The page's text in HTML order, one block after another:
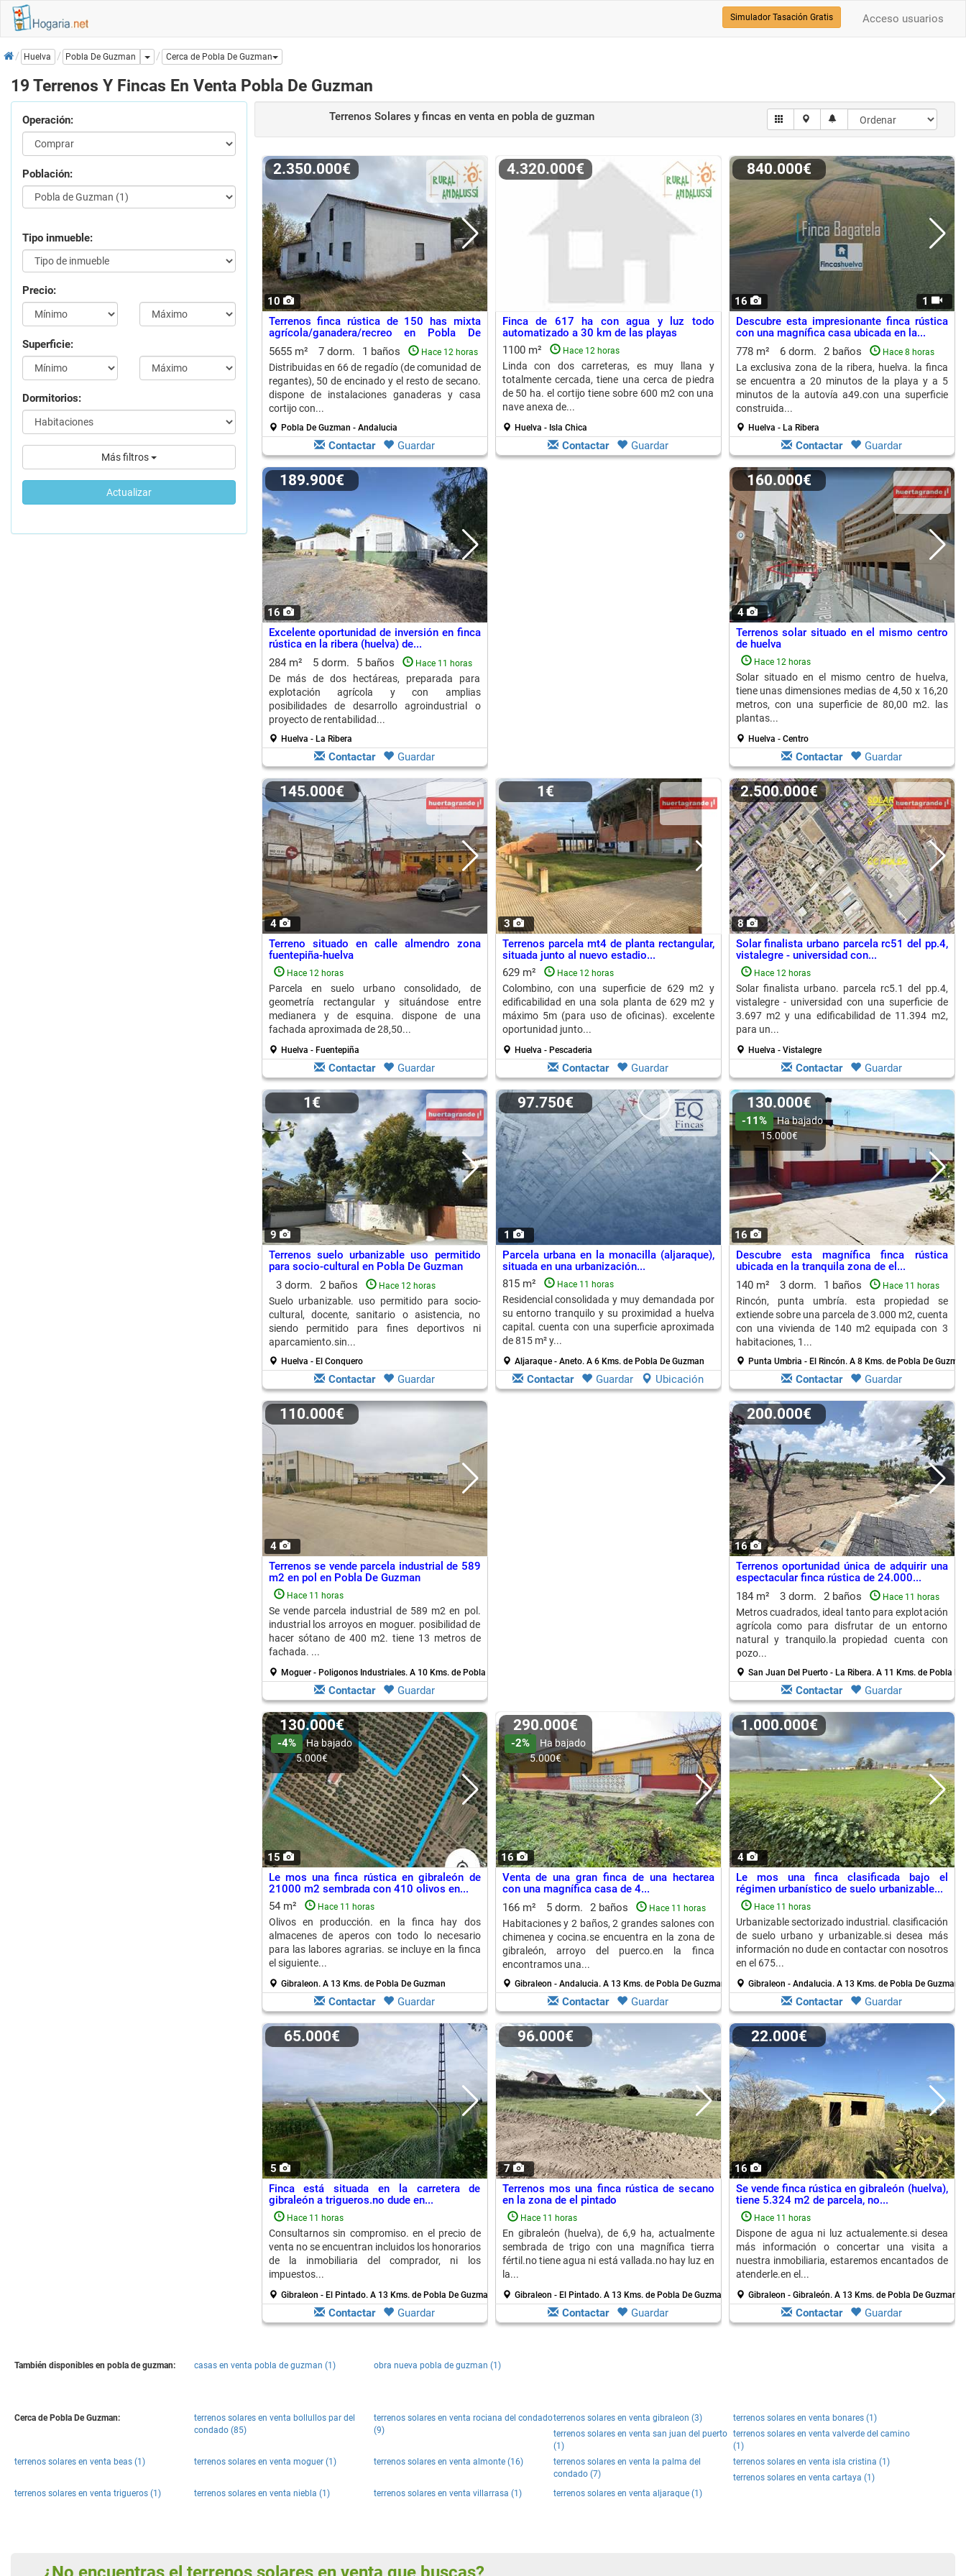
Acceso usuarios
Simulador Tasación Gratis
InicioHuelva Pobla De Guzman Dropdown
Cerca de Pobla De Guzman
19 Terrenos Y Fincas En Venta Pobla De Guzman
Operación:
Población:
Tipo inmueble:
Precio:
Superficie:
Dormitorios:
Más filtros
Actualizar
Terrenos Solares y fincas en ventaen pobla de guzman
10
2.350.000€
Terrenos finca rústica de 150 has mixta
agrícola/ganadera/recreo en Pobla De
Guzman
5655 m² 7 dorm. 1 baños Hace 12 horas
Distribuidas en 66 de regadío (de comunidad de
regantes), 50 de encinado y el resto de secano.
dispone de instalaciones ganaderas y casa
cortijo con...
Pobla De Guzman - Andalucia
Contactar Guardar
4.320.000€
Finca de 617 ha con agua y luz todo
automatizado a 30 km de las playas
1100 m²
Hace 12 horas
Linda con dos carreteras, es muy llana y
totalmente cercada, tiene una cerca de piedra
de 50 ha. el cortijo tiene sobre 600 m2 con una
nave anexa de...
Huelva - Isla Chica
Contactar Guardar
16 1
840.000€
Descubre esta impresionante finca rústica
con una magnífica casa ubicada en la...
778 m²
6 dorm. 2 baños Hace 8 horas
La exclusiva zona de la ribera, huelva. la finca
se encuentra a 20 minutos de la playa y a 5
minutos de la autovía a49.con una superficie
construida...
Huelva - La Ribera
Contactar Guardar
16
189.900€
Excelente oportunidad de inversión en finca
rústica en la ribera (huelva) de...
284 m²
5 dorm. 5 baños Hace 11 horas
De más de dos hectáreas, preparada para
explotación agrícola y con amplias
posibilidades de desarrollo agroindustrial o
proyecto de rentabilidad...
Huelva - La Ribera
Contactar Guardar
4
160.000€
Terrenos solar situado en el mismo centro
de huelva
Hace 12 horas
Solar situado en el mismo centro de huelva,
tiene unas dimensiones medias de 4,50 x 16,20
metros, con una superficie de 80,00 m2. las
plantas...
Huelva - Centro
Contactar Guardar
4
145.000€
Terreno situado en calle almendro zona
fuentepiña-huelva
Hace 12 horas
Parcela en suelo urbano consolidado, de
geometría rectangular y situándose entre
medianera y de esquina. dispone de una
fachada aproximada de 28,50...
Huelva - Fuentepiña
Contactar Guardar
3
1€
Terrenos parcela mt4 de planta rectangular,
situada junto al nuevo estadio...
629 m²
Hace 12 horas
Colombino, con una superficie de 629 m2 y
edificabilidad en una sola planta de 629 m2 y
máximo 5m (para uso de oficinas). excelente
oportunidad junto...
Huelva - Pescaderia
Contactar Guardar
8
2.500.000€
Solar finalista urbano parcela rc51 del pp.4,
vistalegre - universidad con...
Hace 12 horas
Solar finalista urbano. parcela rc5.1 del pp.4,
vistalegre - universidad con una superficie de
3.697 m2 y una edificabilidad de 11.394 m2,
para un...
Huelva - Vistalegre
Contactar Guardar
9
1€
Terrenos suelo urbanizable uso permitido
para socio-cultural en Pobla De Guzman
3 dorm.
2 baños Hace 12 horas
Suelo urbanizable. uso permitido para socio-
cultural, docente, sanitario o asistencia, no
siendo permitido para fines deportivos ni
aparcamiento.sin...
Huelva - El Conquero
Contactar Guardar
1
97.750€
Parcela urbana en la monacilla (aljaraque),
situada en una urbanización...
815 m²
Hace 11 horas
Residencial consolidada y muy demandada por
su entorno tranquilo y su proximidad a huelva
capital. cuenta con una superficie aproximada
de 815 m² y...
Aljaraque - Aneto. A 6 Kms. de Pobla De Guzman
Contactar Guardar Ubicación
16
130.000€
-11%
Ha bajado
15.000€
Descubre esta magnífica finca rústica
ubicada en la tranquila zona de el...
140 m²
3 dorm. 1 baños Hace 11 horas
Rincón, punta umbría. esta propiedad se
extiende sobre una parcela de 3.000 m2, cuenta
con una vivienda de 140 m2 equipada con 3
habitaciones, 1...
Punta Umbria - El Rincón. A 8 Kms. de Pobla De
Contactar Guardar
4
110.000€
Terrenos se vende parcela industrial de 589
m2 en pol en Pobla De Guzman
Hace 11 horas
Se vende parcela industrial de 589 m2 en pol.
industrial los arroyos en moguer. posibilidad de
hacer sótano de 400 m2. tiene 13 metros de
fachada. ...
Moguer - Poligonos Industriales. A 10 Kms. de Pobla De Guzman
Contactar Guardar
16
200.000€
Terrenos oportunidad única de adquirir una
espectacular finca rústica de 24.000...
184 m²
3 dorm. 2 baños Hace 11 horas
Metros cuadrados, ideal tanto para explotación
agrícola como para disfrutar de un entorno
natural y tranquilo.la propiedad cuenta con
pozo...
San Juan Del Puerto - La Ribera. A 11 Kms. de Pobla
Contactar Guardar
15
130.000€
-4%
Ha bajado
5.000€
Le mos una finca rústica en gibraleón de
21000 m2 sembrada con 410 olivos en...
54 m²
Hace 11 horas
Olivos en producción. en la finca hay dos
almacenes de aperos con todo lo necesario
para las labores agrarias. se incluye en la finca
el siguiente...
Gibraleon. A 13 Kms. de Pobla De Guzman
Contactar Guardar
16
290.000€
-2%
Ha bajado
5.000€
Venta de una gran finca de una hectarea
con una magnífica casa de 4...
166 m²
5 dorm. 2 baños Hace 11 horas
Habitaciones y 2 baños, 2 grandes salones con
chimenea y cocina.se encuentra en la zona de
gibraleón, arroyo del puerco.en la finca
encontramos una...
Gibraleon - Andalucia. A 13 Kms. de Pobla De Guzman
Contactar Guardar
4
1.000.000€
Le mos una finca clasificada bajo el
régimen urbanístico de suelo urbanizable...
Hace 11 horas
Urbanizable sectorizado industrial. clasificación
de suelo urbano y urbanizable.si desea más
información no dude en contactar con nosotros
en el 675...
Gibraleon - Andalucia. A 13 Kms. de Pobla De Guzman
Contactar Guardar
5
65.000€
Finca está situada en la carretera de
gibraleón a trigueros.no dude en...
Hace 11 horas
Consultarnos sin compromiso. en el precio de
venta no se encuentran incluidos los honorarios
de la inmobiliaria del comprador, ni los
impuestos...
Gibraleon - El Pintado. A 13 Kms. de Pobla De Guzman
Contactar Guardar
7
96.000€
Terrenos mos una finca rústica de secano
en la zona de el pintado
Hace 11 horas
En gibraleón (huelva), de 6,9 ha, actualmente
sembrada de trigo con una magnífica tierra
fértil.no tiene agua ni está vallada.no hay luz en
la...
Gibraleon - El Pintado. A 13 Kms. de Pobla De Guzman
Contactar Guardar
16
22.000€
Se vende finca rústica en gibraleón (huelva),
tiene 5.324 m2 de parcela, no...
Hace 11 horas
Dispone de agua ni luz actualemente.si desea
más información o concertar una visita a
nuestra inmobiliaria, estaremos encantados de
atenderle.en el...
Gibraleon - Gibraleón. A 13 Kms. de Pobla De Guzman
Contactar Guardar
También disponibles en pobla de guzman: casas en venta pobla de guzman (1) obra nueva pobla de guzman (1)
Cerca de Pobla De Guzman:
terrenos solares en venta bollullos par del
condado (85)
terrenos solares en venta rociana del condado
(9)
terrenos solares en venta gibraleon (3)
terrenos solares en venta bonares (1)
terrenos solares en venta san juan del puerto
(1)
terrenos solares en venta valverde del camino
(1)
terrenos solares en venta beas (1)
terrenos solares en venta moguer (1) terrenos solares en venta almonte (16)
terrenos solares en venta la palma del
condado (7)
terrenos solares en venta isla cristina (1)
terrenos solares en venta cartaya (1)
terrenos solares en venta trigueros (1)
terrenos solares en venta niebla (1) terrenos solares en venta villarrasa (1) terrenos solares en venta aljaraque (1)